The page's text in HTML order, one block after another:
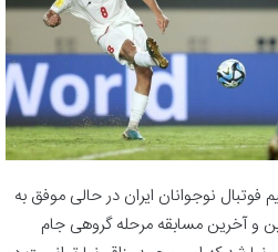
فوتبال نوجوانان ایران در حالی موفق به
در سومین و آخرین مسابقه مرحله گروهی جام